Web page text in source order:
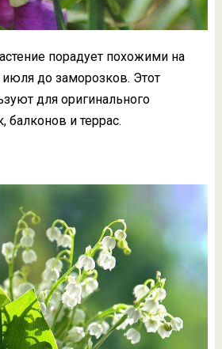
порадует похожими на
до заморозков. Этот
для оригинального
балконов и террас.